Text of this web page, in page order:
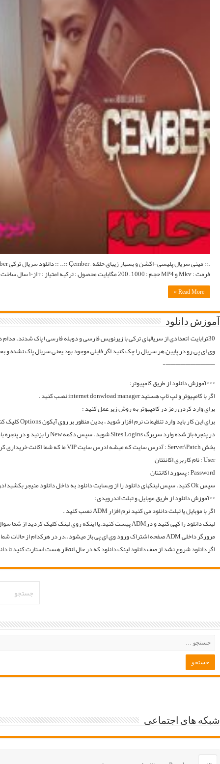
.:: مینی سریال پلیسی-اکشن و بسیار زیبای حلقه – Çember ::.. :: دانلود سریال ترکی Çember با زبان اصلی و لینک مستقیم با زیرنویس فارسی ::. اطلاعات کامل : Wikipedia | وبسایت رسمی | SinemaTurk
فایلارو گیر آوردیم دوباره آپلود میکنیم. قبل از خرید کردن اول فولدر سریال در سرور
لینک دانلود را کپی کنید و درADM پیست کنید.یا اینکه روی لینک کلیک کردید از شما سوال میکند با چه اپی دانلود شود و شما ADM را انتخاب میکنید.. سپس خود اپ از شما یوزر و پسوورد را سوال میکند یا در